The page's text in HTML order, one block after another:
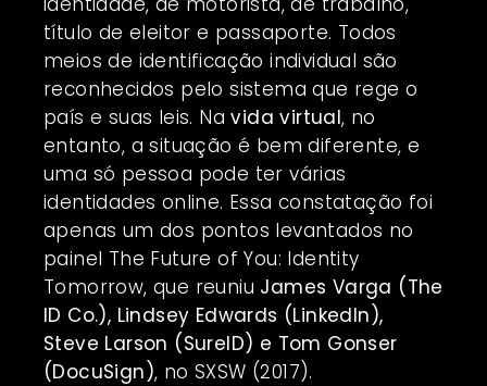
título de eleitor e passaporte. Todos
meios de identificação individual são
reconhecidos pelo sistema que rege o
país e suas leis. Navida virtual, no
entanto, a situação é bem diferente, e
uma só pessoa pode ter várias
identidades online. Essa constatação foi
apenas um dos pontos levantados no
painel The Future of You: Identity
Tomorrow, que reuniu James Varga (The
ID Co.), Lindsey Edwards (LinkedIn),
Steve Larson (SureID) e Tom Gonser
(DocuSign), noSXSW (2017).